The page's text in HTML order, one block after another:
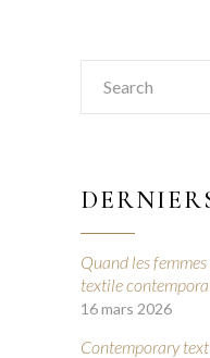
Search
for:
Quand les
textile
16 mars 2026
Contemporary